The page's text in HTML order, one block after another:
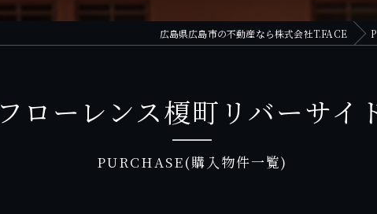
広島県広島市の不動産なら株式会社T.FACE
PURCHASE(購入物件一覧)
フローレンス榎町リバーサイ